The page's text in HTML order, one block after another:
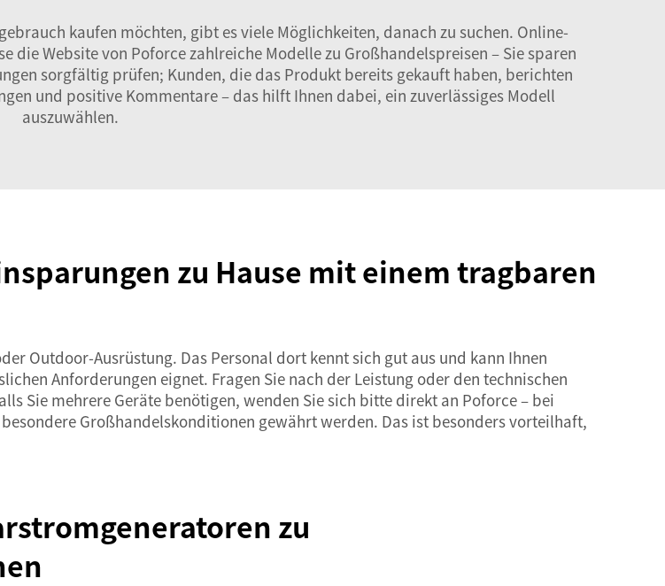
kaufen möchten, gibt es viele Möglichkeiten, danach zu suchen. Online-
die Website von Poforce zahlreiche Modelle zu Großhandelspreisen – Sie sparen
sorgfältig prüfen; Kunden, die das Produkt bereits gekauft haben, berichten
und positive Kommentare – das hilft Ihnen dabei, ein zuverlässiges Modell
auszuwählen.
zu Hause mit einem tragbaren
Outdoor-Ausrüstung. Das Personal dort kennt sich gut aus und kann Ihnen
Anforderungen eignet. Fragen Sie nach der Leistung oder den technischen
Sie mehrere Geräte benötigen, wenden Sie sich bitte direkt an Poforce – bei
Großhandelskonditionen gewährt werden. Das ist besonders vorteilhaft,
zu